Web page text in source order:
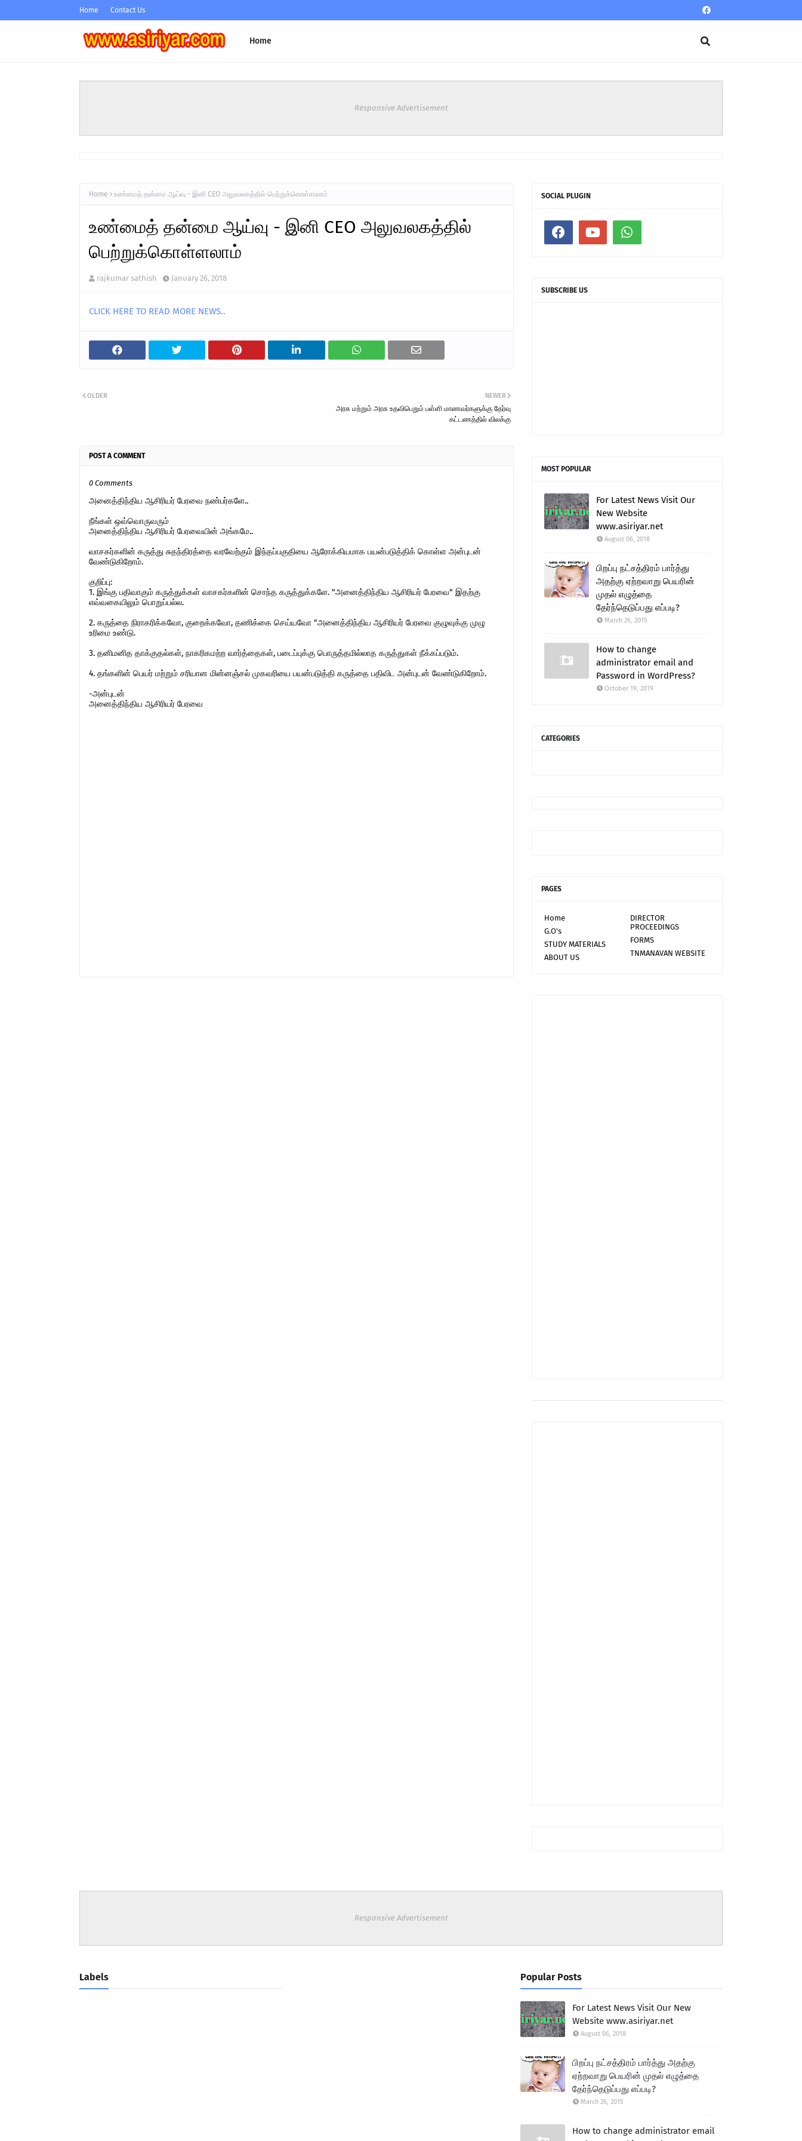
Home Contact Us
Home
Responsive Advertisement
Home உண்மைத் தன்மை ஆய்வு - இனி CEO அலுவலகத்தில் பெற்றுக்கொள்ளலாம்
உண்மைத் தன்மை ஆய்வு - இனி CEO அலுவலகத்தில்
பெற்றுக்கொள்ளலாம்
rajkumar sathish January 26, 2018
CLICK HERE TO READ MORE NEWS..
NEWER
அரசு மற்றும் அரசு உதவிபெறும் பள்ளி மாணவர்களுக்கு தேர்வு
கட்டணத்தில் விலக்கு
OLDER
POST A COMMENT
0 Comments
அனைத்திந்திய ஆசிரியர் பேரவை நண்பர்களே..
நீங்கள் ஒவ்வொருவரும்
அனைத்திந்திய ஆசிரியர் பேரவையின் அங்கமே..
வாசகர்களின் கருத்து சுதந்திரத்தை வரவேற்கும் இந்தப்பகுதியை ஆரோக்கியமாக பயன்படுத்திக் கொள்ள அன்புடன்
வேண்டுகிறோம்.
குறிப்பு:
1. இங்கு பதிவாகும் கருத்துக்கள் வாசகர்களின் சொந்த கருத்துக்களே. "அனைத்திந்திய ஆசிரியர் பேரவை" இதற்கு
எவ்வகையிலும் பொறுப்பல்ல.
2. கருத்தை நிராகரிக்கவோ, குறைக்கவோ, தணிக்கை செய்யவோ "அனைத்திந்திய ஆசிரியர் பேரவை குழுவுக்கு முழு
உரிமை உண்டு.
3. தனிமனித தாக்குதல்கள், நாகரிகமற்ற வார்த்தைகள், படைப்புக்கு பொருத்தமில்லாத கருத்துகள் நீக்கப்படும்.
4. தங்களின் பெயர் மற்றும் சரியான மின்னஞ்சல் முகவரியை பயன்படுத்தி கருத்தை பதிவிட அன்புடன் வேண்டுகிறோம்.
-அன்புடன்
அனைத்திந்திய ஆசிரியர் பேரவை
SOCIAL PLUGIN
SUBSCRIBE US
MOST POPULAR
For Latest News Visit Our
New Website
www.asiriyar.net
August 06, 2018
பிறப்பு நட்சத்திரம் பார்த்து
அதற்கு ஏற்றவாறு பெயரின்
முதல் எழுத்தை
தேர்ந்தெடுப்பது எப்படி?
March 26, 2015
How to change
administrator email and
Password in WordPress?
October 19, 2019
CATEGORIES
PAGES
Home
DIRECTOR
PROCEEDINGS
G.O's
FORMS
STUDY MATERIALS
TNMANAVAN WEBSITE
ABOUT US
Responsive Advertisement
Labels Popular Posts
For Latest News Visit Our New
Website www.asiriyar.net
August 06, 2018
பிறப்பு நட்சத்திரம் பார்த்து அதற்கு
ஏற்றவாறு பெயரின் முதல் எழுத்தை
தேர்ந்தெடுப்பது எப்படி?
March 26, 2015
How to change administrator email